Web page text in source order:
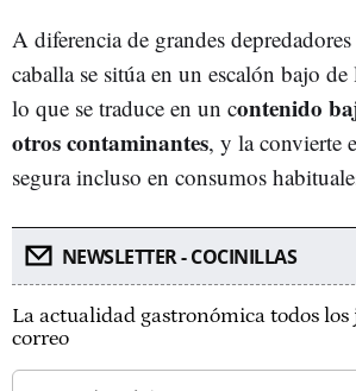
A diferencia de grandes
caballa se sitúa en un escalón bajo
lo que se traduce en un contenido
otros contaminantes, y la convierte
segura incluso en consumos
NEWSLETTER - COCINILLAS
La actualidad gastronómica todos los
correo